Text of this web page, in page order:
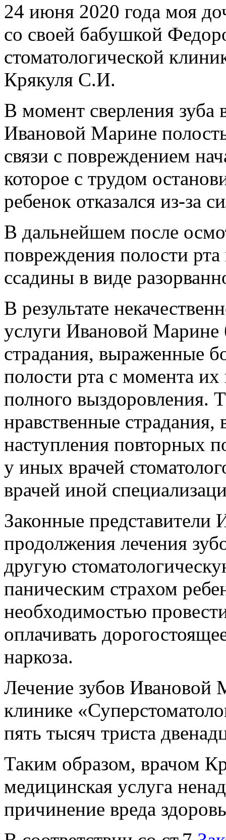
24 июня 2020 года моя
со своей бабушкой
стоматологической
Крякуля С.И.
В момент сверления
Ивановой Марине
связи с повреждением
которое с трудом
ребенок отказался из-за
В дальнейшем после
повреждения полости
ссадины в виде
В результате
услуги Ивановой
страдания, выраженные
полости рта с момента
полного выздоровления.
нравственные
наступления повторных
у иных врачей
врачей иной
Законные
продолжения лечения
другую
паническим страхом
необходимостью
оплачивать
наркоза.
Лечение зубов Ивановой
клинике
пять тысяч триста
Таким образом, врачом
медицинская услуга
причинение вреда